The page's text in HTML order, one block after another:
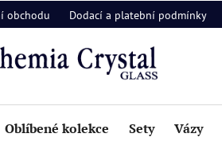
obchodu Dodací a platební podmínky
Oblíbené kolekce Sety Vázy